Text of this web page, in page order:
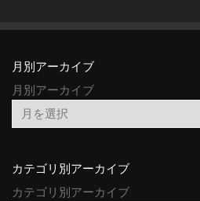
月別アーカイブ
月別アーカイブ
カテゴリ別アーカイブ
カテゴリ別アーカイブ